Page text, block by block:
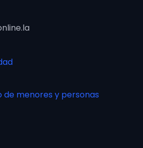
de menores y personas